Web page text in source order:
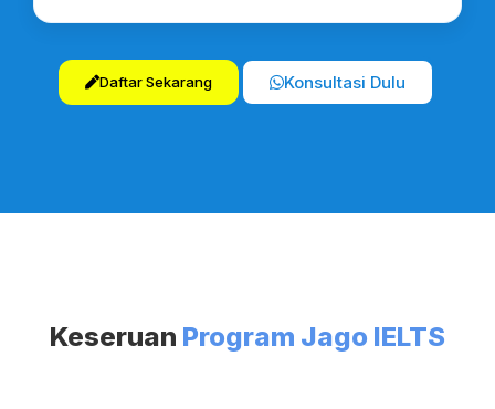
Daftar Sekarang Konsultasi Dulu
Keseruan Program Jago IELTS